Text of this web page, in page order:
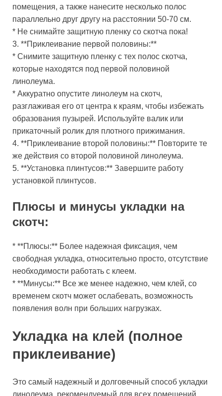
помещения, а также нанесите несколько полос
параллельно друг другу на расстоянии 50-70 см.
* Не снимайте защитную пленку со скотча пока!
3. **Приклеивание первой половины:**
* Снимите защитную пленку с тех полос скотча,
которые находятся под первой половиной
линолеума.
* Аккуратно опустите линолеум на скотч,
разглаживая его от центра к краям, чтобы избежать
образования пузырей. Используйте валик или
прикаточный ролик для плотного прижимания.
4. **Приклеивание второй половины:** Повторите те
же действия со второй половиной линолеума.
5. **Установка плинтусов:** Завершите работу
установкой плинтусов.
Плюсы и минусы укладки на
скотч:
* **Плюсы:** Более надежная фиксация, чем
свободная укладка, относительно просто, отсутствие
необходимости работать с клеем.
* **Минусы:** Все же менее надежно, чем клей, со
временем скотч может ослабевать, возможность
появления волн при больших нагрузках.
Укладка на клей (полное
приклеивание)
Это самый надежный и долговечный способ укладки
линолеума, рекомендуемый для всех помещений,